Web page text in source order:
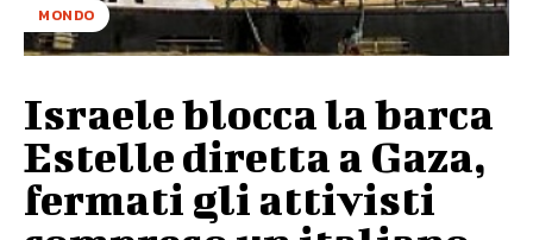
MONDO
Israele blocca la barca
Estelle diretta a Gaza,
fermati gli attivisti